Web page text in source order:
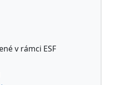
v rámci ESF